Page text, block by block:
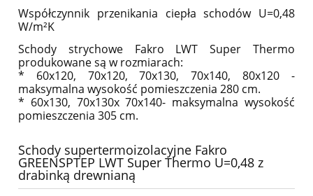
Współczynnik przenikania ciepła schodów U=0,48
W/m²K
Schody strychowe Fakro LWT Super Thermo
produkowane są w rozmiarach:
* 60x120, 70x120, 70x130, 70x140, 80x120 -
maksymalna wysokość pomieszczenia 280 cm.
* 60x130, 70x130x 70x140- maksymalna wysokość
pomieszczenia 305 cm.
Schody supertermoizolacyjne Fakro
GREENSPTEP LWT Super Thermo U=0,48 z
drabinką drewnianą